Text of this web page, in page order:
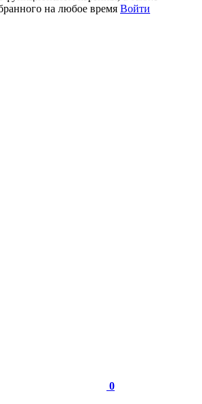
на любое время Войти
0